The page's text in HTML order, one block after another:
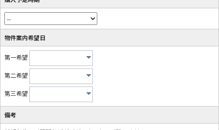
物件案内希望日
第一希望
第二希望
第三希望
備考